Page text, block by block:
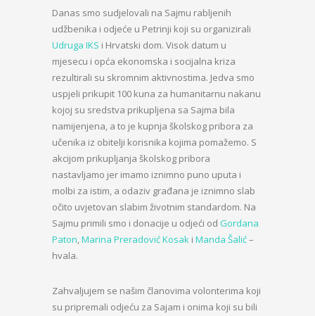
Danas smo sudjelovali na Sajmu rabljenih
udžbenika i odjeće u Petrinji koji su organizirali
Udruga IKS i Hrvatski dom. Visok datum u
mjesecu i opća ekonomska i socijalna kriza
rezultirali su skromnim aktivnostima. Jedva smo
uspjeli prikupit 100 kuna za humanitarnu nakanu
kojoj su sredstva prikupljena sa Sajma bila
namijenjena, a to je kupnja školskog pribora za
učenika iz obitelji korisnika kojima pomažemo. S
akcijom prikupljanja školskog pribora
nastavljamo jer imamo iznimno puno uputa i
molbi za istim, a odaziv građana je iznimno slab
očito uvjetovan slabim životnim standardom. Na
Sajmu primili smo i donacije u odjeći od Gordana
Paton,Marina Preradović Kosak i Manda Šalić–
hvala.
Zahvaljujem se našim članovima volonterima koji
su pripremali odjeću za Sajam i onima koji su bili